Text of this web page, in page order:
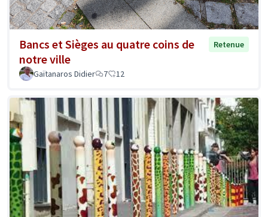
Bancs et Sièges au quatre coins de
notre ville
Retenue
Gaïtanaros Didier 7 12